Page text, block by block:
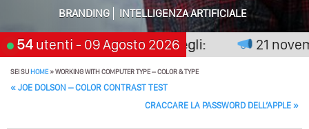
Perché Pubblicare Non Basta Più? Contenuti Di Valore O
Solo Rumore…
Tutto Peggiorerà
Quali Sono Gli Errori Della Comunicazione Politica? Il
BRANDING
INTELLIGENZA ARTIFICIALE
54 utenti - 09 Agosto 2026
premia chi aspetta, scegli: 21
SEI SUHOME»WORKING WITH COMPUTER TYPE – COLOR & TYPE
POST NAVIGATION
« JOE DOLSON – COLOR CONTRAST TEST
CRACCARE LA PASSWORD DELL’APPLE »